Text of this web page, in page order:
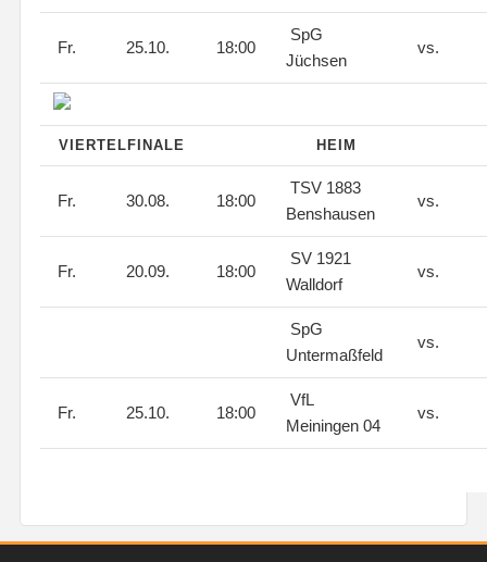
Fr. 25.10. 18:00
SpG
Jüchsen
vs.
VIERTELFINALE HEIM
Fr. 30.08. 18:00
TSV 1883
Benshausen
vs.
Fr. 20.09. 18:00
SV 1921
Walldorf
vs.
SpG
Untermaßfeld
vs.
Fr. 25.10. 18:00
VfL
Meiningen 04
vs.